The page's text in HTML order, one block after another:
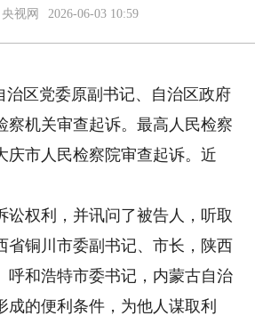
央视网 2026-06-03 10:59
治区党委原副书记、自治区政府
察机关审查起诉。最高人民检察
庆市人民检察院审查起诉。近
权利，并讯问了被告人，听取
省铜川市委副书记、市长，陕西
呼和浩特市委书记，内蒙古自治
的便利条件，为他人谋取利